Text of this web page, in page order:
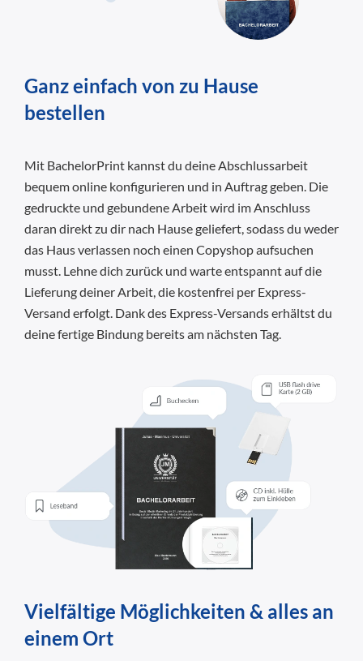
Ganz einfach von zu Hause
bestellen
Mit BachelorPrint kannst du deine Abschlussarbeit
bequem online konfigurieren und in Auftrag geben. Die
gedruckte und gebundene Arbeit wird im Anschluss
daran direkt zu dir nach Hause geliefert, sodass du weder
das Haus verlassen noch einen Copyshop aufsuchen
musst. Lehne dich zurück und warte entspannt auf die
Lieferung deiner Arbeit, die kostenfrei per Express-
Versand erfolgt. Dank des Express-Versands erhältst du
deine fertige Bindung bereits am nächsten Tag.
Vielfältige Möglichkeiten & alles an
einem Ort